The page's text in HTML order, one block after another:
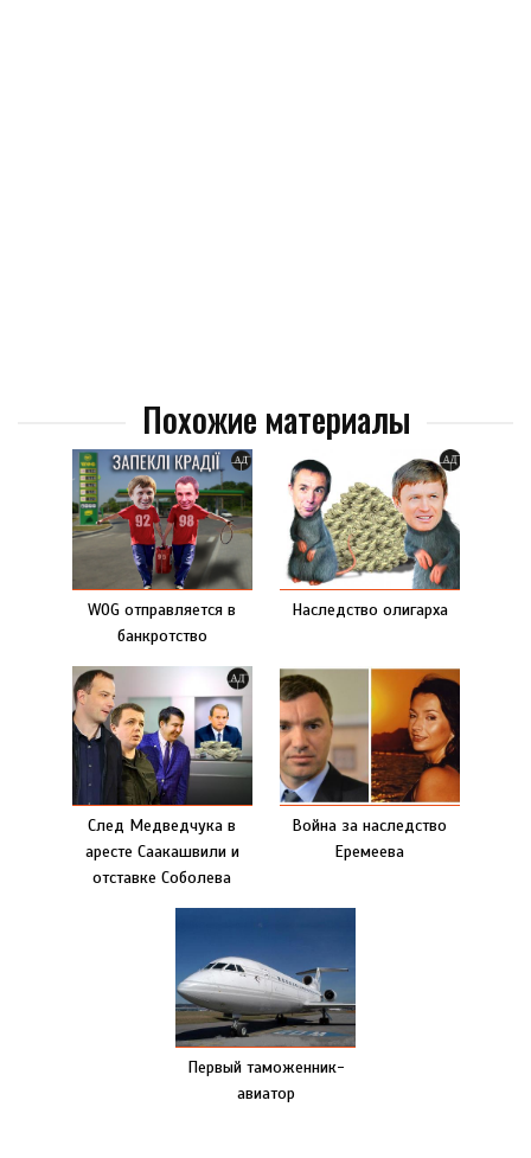
Похожие материалы
WOG отправляется в
банкротство
Наследство олигарха
След Медведчука в
аресте Саакашвили и
отставке Соболева
Война за наследство
Еремеева
Первый таможенник-
авиатор